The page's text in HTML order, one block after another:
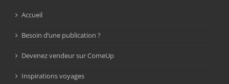
Accueil
Besoin d’une publication ?
Devenez vendeur sur ComeUp
Inspirations voyages